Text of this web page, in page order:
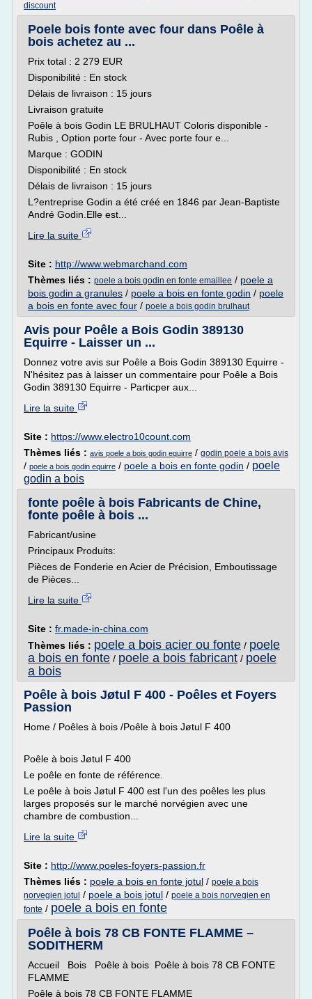
discount
Poele bois fonte avec four dans Poêle à
bois achetez au ...
Prix total : 2 279 EUR
Disponibilité : En stock
Délais de livraison : 15 jours
Livraison gratuite
Poêle à bois Godin LE BRULHAUT Coloris disponible -
Rubis , Option porte four - Avec porte four e...
Marque : GODIN
Disponibilité : En stock
Délais de livraison : 15 jours
L?entreprise Godin a été créé en 1846 par Jean-Baptiste
André Godin.Elle est...
Lire la suite
Site : http://www.webmarchand.com
Thèmes liés : poele a bois godin en fonte emaillee / poele a
bois godin a granules / poele a bois en fonte godin / poele
a bois en fonte avec four / poele a bois godin brulhaut
Avis pour Poêle a Bois Godin 389130
Equirre - Laisser un ...
Donnez votre avis sur Poêle a Bois Godin 389130 Equirre -
N'hésitez pas à laisser un commentaire pour Poêle a Bois
Godin 389130 Equirre - Particper aux...
Lire la suite
Site : https://www.electro10count.com
Thèmes liés : avis poele a bois godin equirre / godin poele a bois avis
/ poele a bois godin equirre / poele a bois en fonte godin / poele
godin a bois
fonte poêle à bois Fabricants de Chine,
fonte poêle à bois ...
Fabricant/usine
Principaux Produits:
Pièces de Fonderie en Acier de Précision, Emboutissage
de Pièces...
Lire la suite
Site : fr.made-in-china.com
Thèmes liés : poele a bois acier ou fonte / poele
a bois en fonte / poele a bois fabricant / poele
a bois
Poêle à bois Jøtul F 400 - Poêles et Foyers
Passion
Home / Poêles à bois /Poêle à bois Jøtul F 400
Poêle à bois Jøtul F 400
Le poêle en fonte de référence.
Le poêle à bois Jøtul F 400 est l'un des poêles les plus
larges proposés sur le marché norvégien avec une
chambre de combustion...
Lire la suite
Site : http://www.poeles-foyers-passion.fr
Thèmes liés : poele a bois en fonte jotul / poele a bois
norvegien jotul / poele a bois jotul / poele a bois norvegien en
fonte / poele a bois en fonte
Poêle à bois 78 CB FONTE FLAMME –
SODITHERM
Accueil Bois Poêle à bois Poêle à bois 78 CB FONTE
FLAMME
Poêle à bois 78 CB FONTE FLAMME